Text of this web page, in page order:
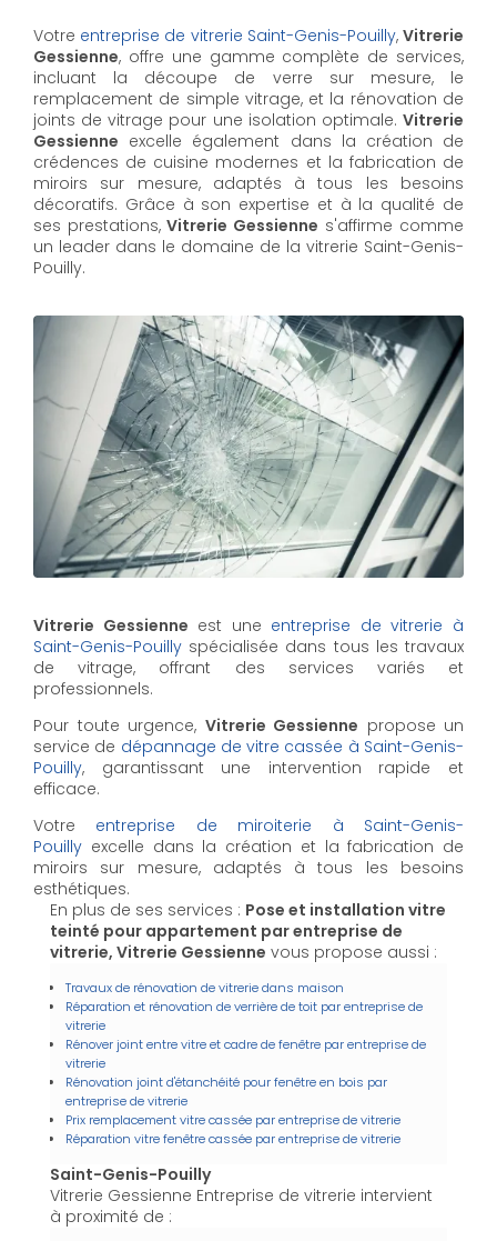
Votre entreprise de vitrerie Saint-Genis-Pouilly,Vitrerie
Gessienne, offre une gamme complète de services,
incluant la découpe de verre sur mesure, le
remplacement de simple vitrage, et la rénovation de
joints de vitrage pour une isolation optimale. Vitrerie
Gessienne excelle également dans la création de
crédences de cuisine modernes et la fabrication de
miroirs sur mesure, adaptés à tous les besoins
décoratifs. Grâce à son expertise et à la qualité de
ses prestations, Vitrerie Gessienne s'affirme comme
un leader dans le domaine de la vitrerie Saint-Genis-
Pouilly.
Vitrerie Gessienne est une entreprise de vitrerie à
Saint-Genis-Pouilly spécialisée dans tous les travaux
de vitrage, offrant des services variés et
professionnels.
Pour toute urgence, Vitrerie Gessienne propose un
service de dépannage de vitre cassée à Saint-Genis-
Pouilly, garantissant une intervention rapide et
efficace.
Votre entreprise de miroiterie à Saint-Genis-
Pouilly excelle dans la création et la fabrication de
miroirs sur mesure, adaptés à tous les besoins
esthétiques.
En plus de ses services : Pose et installation vitre
teinté pour appartement par entreprise de
vitrerie, Vitrerie Gessienne vous propose aussi :
Travaux de rénovation de vitrerie dans maison
Réparation et rénovation de verrière de toit par entreprise de
vitrerie
Rénover joint entre vitre et cadre de fenêtre par entreprise de
vitrerie
Rénovation joint d'étanchéité pour fenêtre en bois par
entreprise de vitrerie
Prix remplacement vitre cassée par entreprise de vitrerie
Réparation vitre fenêtre cassée par entreprise de vitrerie
Saint-Genis-Pouilly
Vitrerie Gessienne Entreprise de vitrerie intervient
à proximité de :